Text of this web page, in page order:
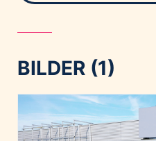
BILDER (1)